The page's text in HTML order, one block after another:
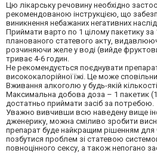
Цю лікарську речовину необхідно
рекомендованою інструкцією, що
виникнення небажаних негативних
Приймати варто по 1 цілому пакетику за
планованого статевого акту,
розчиняючи желе у воді (вийде
триває 4-6 годин.
Не рекомендується поєднувати
висококалорійної їжі. Це може
Вживання алкоголю у будь-якій
Максимальна добова доза – 1 пакетик
достатньо приймати засіб за потребою.
Уважно вивчивши всю наведену вище
дженерику, можна сміливо зробити
препарат буде найкращим рішенням для
позбутися проблем зі статевою
повноцінного сексу, а також непогано